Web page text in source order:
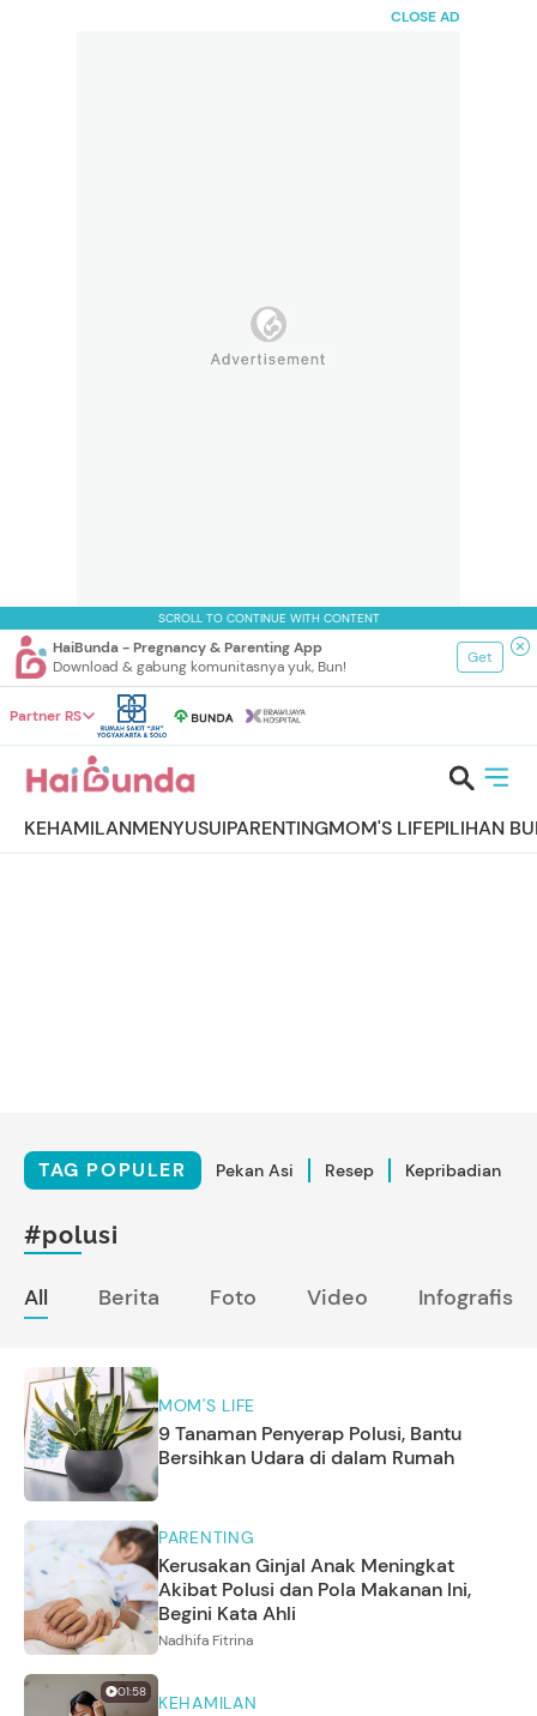
CLOSE AD
SCROLL TO CONTINUE WITH CONTENT
HaiBunda - Pregnancy & Parenting App
Download & gabung komunitasnya yuk, Bun!
Get
Partner RS
KEHAMILANMENYUSUIPARENTINGMOM'S LIFEPILIHAN
TAG POPULER Pekan Asi Resep Kepribadian
#polusi
All Berita Foto Video Infografis
MOM'S LIFE
9 Tanaman Penyerap Polusi, Bantu
Bersihkan Udara di dalam Rumah
PARENTING
Kerusakan Ginjal Anak Meningkat
Akibat Polusi dan Pola Makanan Ini,
Begini Kata Ahli
Nadhifa Fitrina
01:58 KEHAMILAN